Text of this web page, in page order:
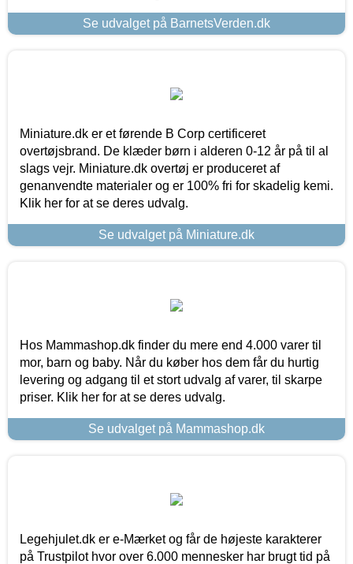
Se udvalget på BarnetsVerden.dk
Miniature.dk er et førende B Corp certificeret
overtøjsbrand. De klæder børn i alderen 0-12 år på til al
slags vejr. Miniature.dk overtøj er produceret af
genanvendte materialer og er 100% fri for skadelig kemi.
Klik her for at se deres udvalg.
Se udvalget på Miniature.dk
Hos Mammashop.dk finder du mere end 4.000 varer til
mor, barn og baby. Når du køber hos dem får du hurtig
levering og adgang til et stort udvalg af varer, til skarpe
priser. Klik her for at se deres udvalg.
Se udvalget på Mammashop.dk
Legehjulet.dk er e-Mærket og får de højeste karakterer
på Trustpilot hvor over 6.000 mennesker har brugt tid på